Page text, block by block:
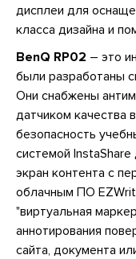
дисплеи для
класса дизайна и
BenQ RP02 – это
были разработаны
Они снабжены
датчиком качества
безопасность
системой
экран контента с
облачным ПО
"виртуальная
аннотирования
сайта, документа